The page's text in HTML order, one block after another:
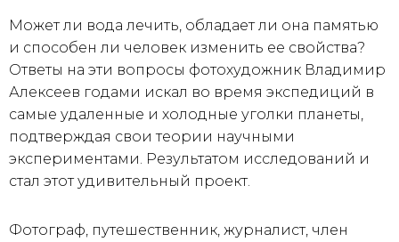
Может ли вода лечить, обладает ли она памятью
и способен ли человек изменить ее свойства?
Ответы на эти вопросы фотохудожник Владимир
Алексеев годами искал во время экспедиций в
самые удаленные и холодные уголки планеты,
подтверждая свои теории научными
экспериментами. Результатом исследований и
стал этот удивительный проект.
Фотограф, путешественник, журналист, член